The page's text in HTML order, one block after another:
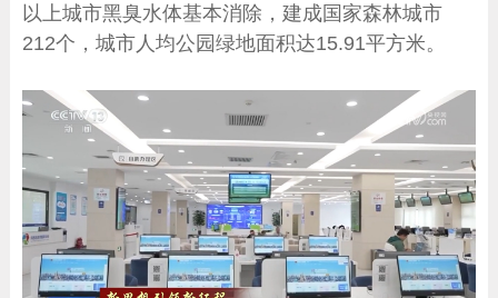
以上城市黑臭水体基本消除，建成国家森林城市
212个，城市人均公园绿地面积达15.91平方米。